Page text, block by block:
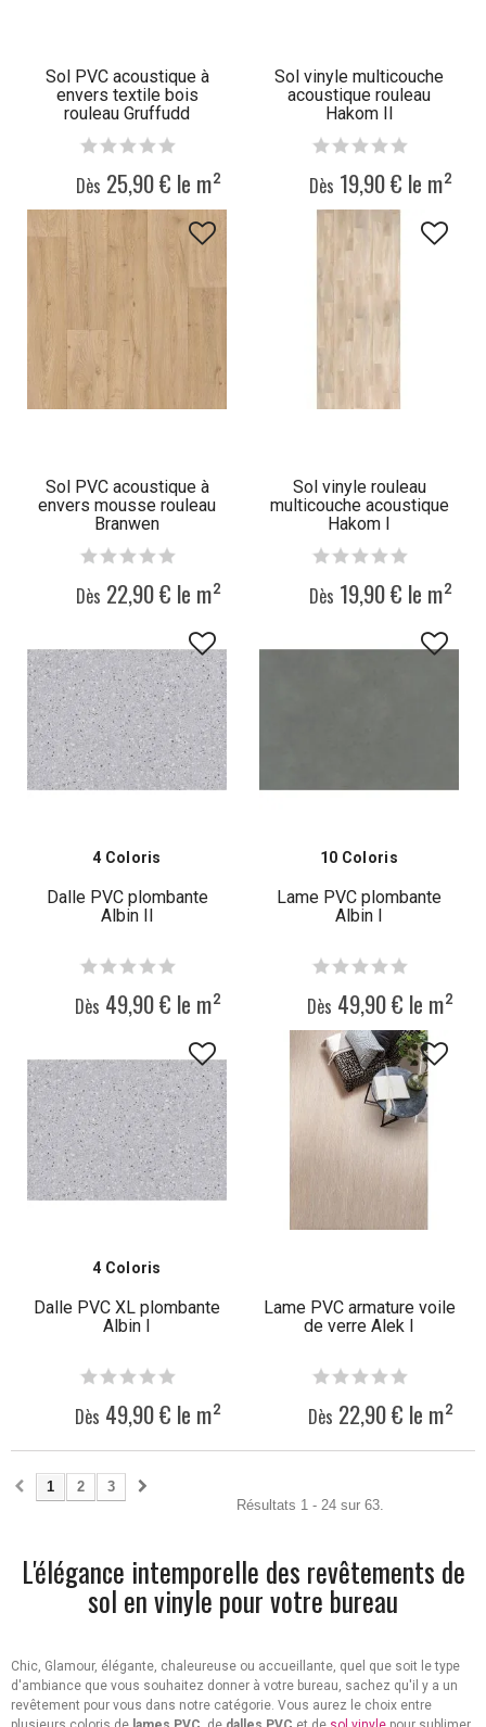
Sol PVC acoustique à
envers textile bois
rouleau Gruffudd
Dès 25,90 € le m²
Sol vinyle multicouche
acoustique rouleau
Hakom II
Dès 19,90 € le m²
Sol PVC acoustique à
envers mousse rouleau
Branwen
Dès 22,90 € le m²
Sol vinyle rouleau
multicouche acoustique
Hakom I
Dès 19,90 € le m²
4 Coloris
Dalle PVC plombante
Albin II
Dès 49,90 € le m²
10 Coloris
Lame PVC plombante
Albin I
Dès 49,90 € le m²
4 Coloris
Dalle PVC XL plombante
Albin I
Dès 49,90 € le m²
Lame PVC armature voile
de verre Alek I
Dès 22,90 € le m²
1 2
3
Résultats 1 - 24 sur 63.
L'élégance intemporelle des revêtements de
sol en vinyle pour votre bureau
Chic, Glamour, élégante, chaleureuse ou accueillante, quel que soit le type
d'ambiance que vous souhaitez donner à votre bureau, sachez qu'il y a un
revêtement pour vous dans notre catégorie. Vous aurez le choix entre